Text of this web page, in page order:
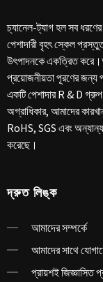
চ্যানেল-ট্যাগ হল সব
পেশাদারী বৃহৎ স্কেল
উৎপাদনকে একত্রিত
প্রয়োজনীয়তা পূরণের জন্য
একটি পেশাদার R & D
অগ্রাধিকার, আমাদের
RoHS, SGS এবং
করেছে।
দ্রুত লিঙ্ক
আমাদের সম্পর্কে
আমাদের সাথে
প্রায়শই জিজ্ঞাসিত